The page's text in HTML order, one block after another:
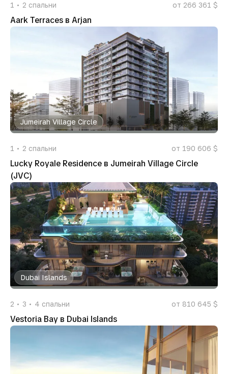
1 2 спальни от 266 361 $
Aark Terraces в Arjan
Jumeirah Village Circle
1 2 спальни от 190 606 $
Lucky Royale Residence в Jumeirah Village Circle
(JVC)
Dubai Islands
2 3 4 спальни от 810 645 $
Vestoria Bay в Dubai Islands